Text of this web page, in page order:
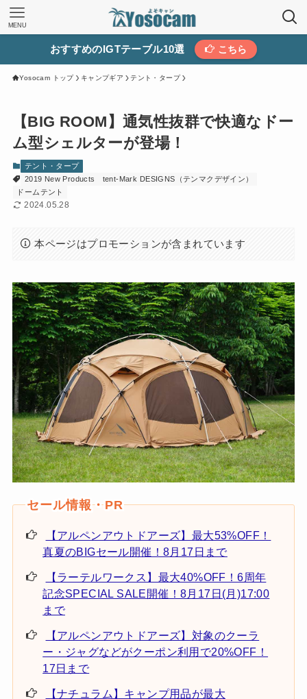
MENU
おすすめのIGTテーブル10選 こちら
Yosocam トップ キャンプギア テント・タープ
【BIG ROOM】通気性抜群で快適なドー
ム型シェルターが登場！
テント・タープ
2019 New Products
tent-Mark DESIGNS（テンマクデザイン）
ドームテント
2024.05.28
本ページはプロモーションが含まれています
【アルペンアウトドアーズ】最大53%OFF！
真夏のBIGセール開催！8月17日まで
【ラーテルワークス】最大40%OFF！6周年
記念SPECIAL SALE開催！8月17日(月)17:00
まで
【アルペンアウトドアーズ】対象のクーラ
ー・ジャグなどがクーポン利用で20%OFF！
17日まで
【ナチュラム】キャンプ用品が最大